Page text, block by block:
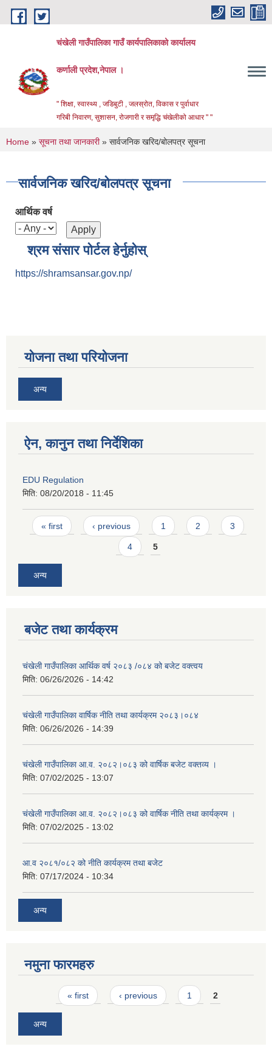
Skip to main content
चंखेली गाउँपालिका गाउँ कार्यपालिकाको कार्यालय
कर्णाली प्रदेश,नेपाल ।
" शिक्षा, स्वास्थ्य , जडिबुटी , जलस्रोत, विकास र पुर्वाधार
गरिबी निवारण, सुशासन, रोजगारी र समृद्धि चंखेलीको आधार " "
You are here
Home » सूचना तथा जानकारी» सार्वजनिक खरिद/बोलपत्र सूचना
सार्वजनिक खरिद/बोलपत्र सूचना
आर्थिक वर्ष
श्रम संसार पोर्टल हेर्नुहोस्
https://shramsansar.gov.np/
योजना तथा परियोजना
अन्य
ऐन, कानुन तथा निर्देशिका
EDU Regulation
मिति: 08/20/2018 - 11:45
Pages
« first ‹ previous 1 2 3
4 5
अन्य
बजेट तथा कार्यक्रम
चंखेली गाउँपालिका आर्थिक वर्ष २०८३ /०८४ को बजेट वक्त्वय
मिति: 06/26/2026 - 14:42
चंखेली गाउँपालिका वार्षिक नीति तथा कार्यक्रम २०८३।०८४
मिति: 06/26/2026 - 14:39
चंखेली गाउँपालिका आ.व. २०८२।०८३ को वार्षिक बजेट वक्तव्य ।
मिति: 07/02/2025 - 13:07
चंखेली गाउँपालिका आ.व. २०८२।०८३ को वार्षिक नीति तथा कार्यक्रम ।
मिति: 07/02/2025 - 13:02
आ.व २०८१/०८२ को नीति कार्यक्रम तथा बजेट
मिति: 07/17/2024 - 10:34
अन्य
नमुना फारमहरु
Pages« first ‹ previous 1 2
अन्य